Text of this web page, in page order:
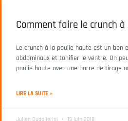
Comment faire le crunch
Le crunch à la poulie haute est un bon
abdominaux et tonifier le ventre. On
poulie haute avec une barre de tirage
LIRE LA SUITE »
Julien Quaglierini 15 juin 2018